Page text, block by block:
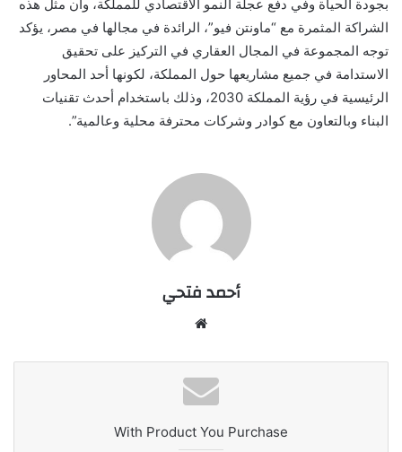
بجودة الحياة وفي دفع عجلة النمو الاقتصادي للمملكة، وأن مثل هذه
الشراكة المثمرة مع “ماونتن فيو”، الرائدة في مجالها في مصر، يؤكد
توجه المجموعة في المجال العقاري في التركيز على تحقيق
الاستدامة في جميع مشاريعها حول المملكة، لكونها أحد المحاور
الرئيسية في رؤية المملكة 2030، وذلك باستخدام أحدث تقنيات
البناء وبالتعاون مع كوادر وشركات محترفة محلية وعالمية”.
أحمد فتحي
With Product You Purchase